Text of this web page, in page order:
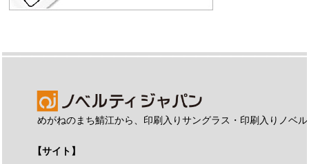
めがねのまち鯖江から、印刷入りサングラス・印刷入りノベ
【サイト】